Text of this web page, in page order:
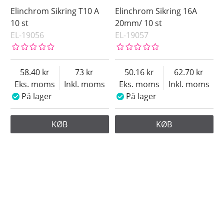
Elinchrom Sikring T10 A
10 st
EL-19056
Eks. moms
58.40
Inkl. moms
73
På lager
KØB
Elinchrom Sikring 16A
20mm/ 10 st
EL-19057
Eks. moms
50.16
Inkl. moms
62.70
På lager
KØB